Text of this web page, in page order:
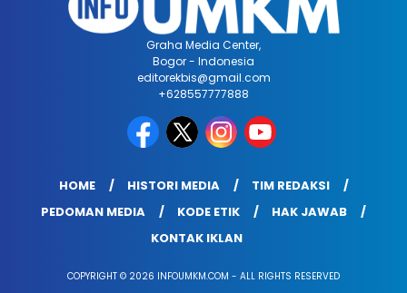
Graha Media Center,
Bogor - Indonesia
editorekbis@gmail.com
+628557777888
HOME HISTORI MEDIA
TIM REDAKSI
PEDOMAN MEDIA
KODE ETIK
HAK JAWAB
KONTAK IKLAN
COPYRIGHT © 2026 INFOUMKM.COM - ALL RIGHTS RESERVED